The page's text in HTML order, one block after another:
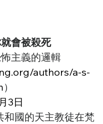
會被殺死
主義的邏輯
authors/a-s-
）
3日
和國的天主教徒在梵